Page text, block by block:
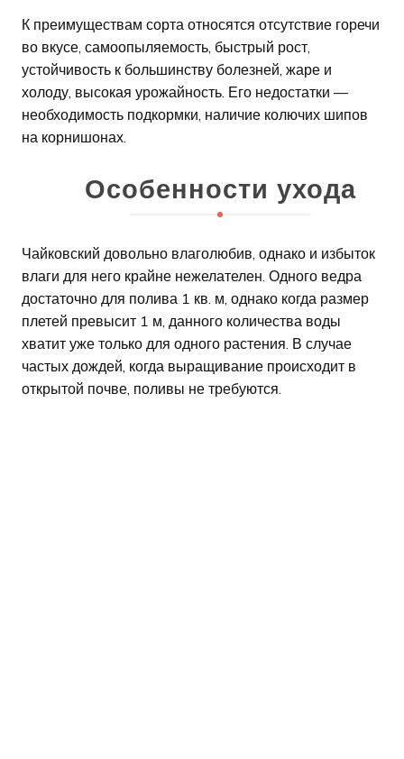
К преимуществам сорта относятся отсутствие горечи
во вкусе, самоопыляемость, быстрый рост,
устойчивость к большинству болезней, жаре и
холоду, высокая урожайность. Его недостатки —
необходимость подкормки, наличие колючих шипов
на корнишонах.
Особенности ухода
Чайковский довольно влаголюбив, однако и избыток
влаги для него крайне нежелателен. Одного ведра
достаточно для полива 1 кв. м, однако когда размер
плетей превысит 1 м, данного количества воды
хватит уже только для одного растения. В случае
частых дождей, когда выращивание происходит в
открытой почве, поливы не требуются.